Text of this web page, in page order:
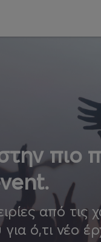
πιο
από
ό,τι νέο